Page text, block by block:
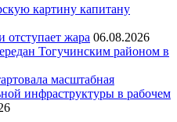
картину капитану
отступает жара 06.08.2026
Тогучинским районом в
масштабная
инфраструктуры в рабочем